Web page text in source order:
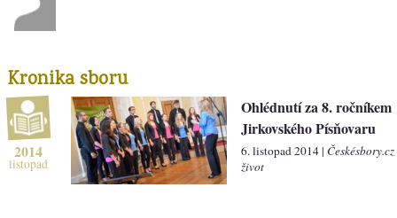
Kronika sboru
2014
listopad
Ohlédnutí za 8. ročníkem
Jirkovského Písňovaru
6. listopad 2014 |
život